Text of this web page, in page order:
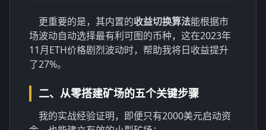
更重要的是，其内置的收益切换算法能根据市
场波动自动选择最有利可图的币种，这在2023年
11月ETH价格剧烈波动时，帮助我将日收益提升
了27%。
二、从零搭建矿场的五个关键步骤
我的实战经验证明，即便只有2000美元启动资